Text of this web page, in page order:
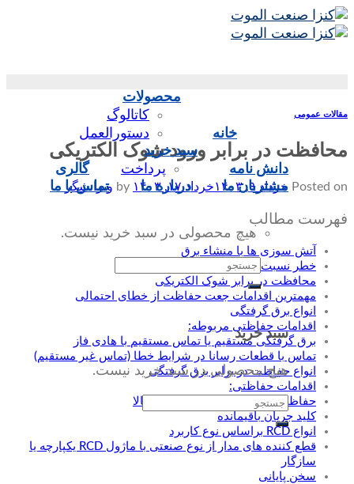
Skip
to
content
خانه
محصولات
کاتالوگ
دستورالعمل
دانش نامه
سبد خرید
پرداخت
گالری
مشتریان ما
درباره ما تماس‌ با‌ ما
هیچ محصولی در سبد خرید نیست.
جستجو
برای:
سبد خرید
هیچ محصولی در سبد خرید نیست.
جستجو
برای:
مقالات عمومی
محافظت در برابر ورود شوک الکتریکی
Posted on خرداد ۹, ۱۴۰۳ خرداد ۱۷, ۱۴۰۳ ویرایشگر
فهرست مطالب
آتش سوزی ها با منشاء برق
خطر نسبت به برق گرفتگی
محافظت در برابر شوک الکتریکی
مهمترین اقدامات جعت حفاظت از خطای احتمالی
انواع برق گرفتگی
اقدامات حفاظتی مربوطه:
برق گرفتگی مستقیم یا تماس مستقیم با هادی فاز
تماس با قطعات رسانا در شرایط خطا (تماس غیر مستقیم)
انواع حفاظت در برابر برق گرفتگی
اقدامات حفاظتی:
حفاظت اضافی: RCD با حساسیت بالا
کلید جریان باقیمانده
انواع RCD براساس نوع کاربرد
قطع کننده های مدار از نوع صنعتی با ماژول RCD یکپارچه یا
سازگار
سخن پایانی